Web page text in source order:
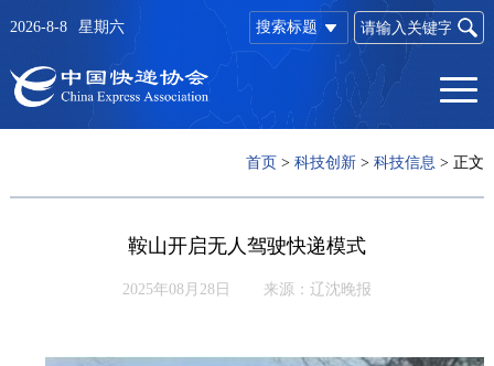
搜索标题
2026-8-8 星期六
首页 >科技创新 >科技信息 > 正文
鞍山开启无人驾驶快递模式
2025年08月28日 来源：辽沈晚报